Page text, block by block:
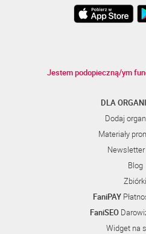
Jestem podopieczną/ym
DLA
Dodaj
Materiały
Newsletter
Blog
Zbiórki
FaniPAY
FaniSEO
Widget na